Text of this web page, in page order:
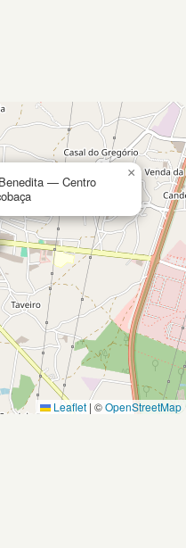
— Centro
×
Leaflet | ©OpenStreetMap